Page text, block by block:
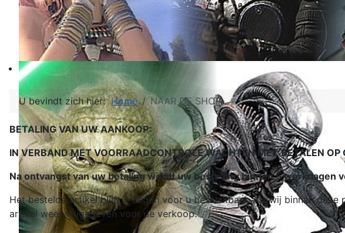
U bevindt zich hier:Home NAAR DE SHOP
BETALING VAN UW AANKOOP:
IN VERBAND MET VOORRAADCONTROLE WACHTEN MET BETALEN OP
Na ontvangst van uw betaling wordt uw bestelling binnen 5 werkdagen
Het bestelde artikel blijft 7 dagen voor u beschikbaar. Als wij binnen
artikel weer vrijgegeven voor de verkoop.